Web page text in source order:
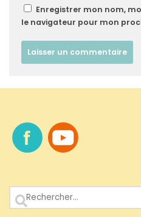
Enregistrer mon nom,
le navigateur pour mon
Rechercher :